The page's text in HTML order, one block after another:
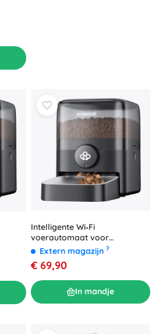
Intelligente Wi‑Fi
voerautomaat voor
huisdieren Oneisall 5 l
Extern magazijn ?
€ 69,90
In mandje